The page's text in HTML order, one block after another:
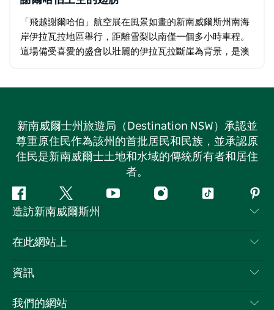
「飛越謝爾哈伯」航空展在風景如畫的新南威爾斯州南海
岸伊拉瓦拉地區舉行，距離雪梨以南僅一個多小時車程。
這場備受喜愛的盛會以壯麗的伊拉瓦拉斷崖為背景，是澳
新南威爾士州旅遊局（Destination NSW）承認並
尊重原住民作為該州的首批居民和民族，並承認原
住民是新南威爾士土地和水域的傳統所有者和居住
者。
Facebook嘰
嘰
喳
Youtube Instagram抖
造訪新南威爾斯州
聯絡我們
隱私
Cookie 通知
在此網站上
目的地
資訊
旅行資訊
我們的網站